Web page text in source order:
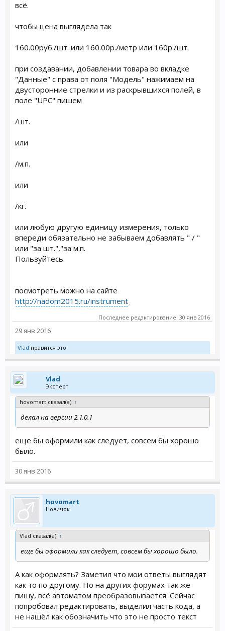
всё.
чтобы цена выглядела так
160.00руб./шт. или 160.00р./метр или 160р./шт.
при создавании, добавлении товара во вкладке
"Данные" с права от поля "Модель" нажимаем на
двусторонние стрелки и из раскрывшихся полей, в
поле "UPC" пишем
/шт.
или
/м.п.
или
/кг.
или любую другую единицу измерения, только
впереди обязательно не забываем добавлять " / "
или "за шт.","за м.п.
Пользуйтесь.
посмотреть можно на сайте
http://nadom2015.ru/instrument
Последнее редактирование: 30 янв 2016
29 янв 2016
Vlad нравится это.
Vlad
Эксперт
hovomart сказал(а): ↑
делал на версии 2.1.0.1
еще бы оформили как следует, совсем бы хорошо
было.
30 янв 2016
hovomart
Новичок
Vlad сказал(а): ↑
еще бы оформили как следует, совсем бы хорошо было.
А как оформлять? Заметил что мои ответы выглядят
как то по другому. Но на других форумах так же
пишу, всё автоматом преобразовывается. Сейчас
попробовал редактировать, выделил часть кода, а
не нашёл как обозначить что это не просто текст